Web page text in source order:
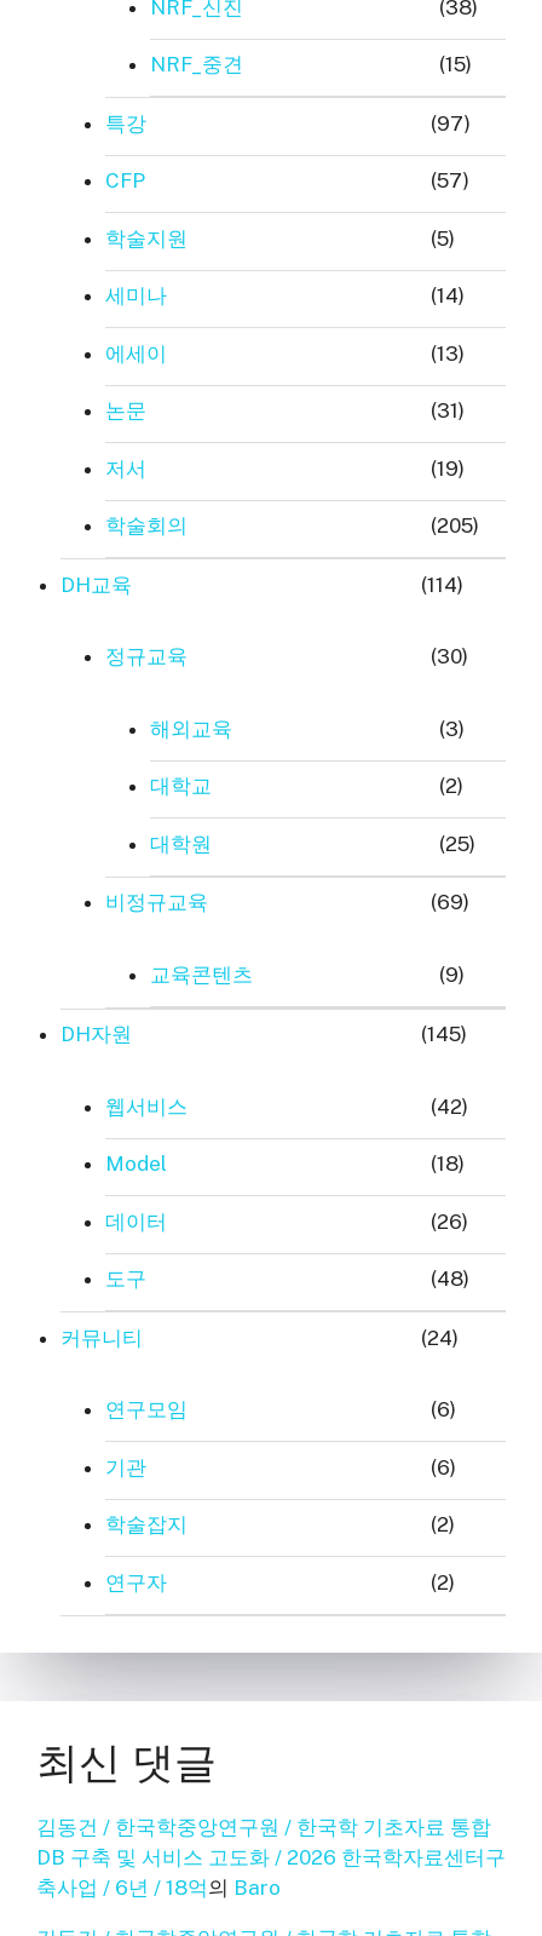
NRF_신진 (38)
NRF_중견 (15)
특강 (97)
CFP (57)
학술지원 (5)
세미나 (14)
에세이 (13)
논문 (31)
저서 (19)
학술회의 (205)
DH교육 (114)
정규교육 (30)
해외교육 (3)
대학교 (2)
대학원 (25)
비정규교육 (69)
교육콘텐츠 (9)
DH자원 (145)
웹서비스 (42)
Model (18)
데이터 (26)
도구 (48)
커뮤니티 (24)
연구모임 (6)
기관 (6)
학술잡지 (2)
연구자 (2)
최신 댓글
김동건 / 한국학중앙연구원 / 한국학 기초자료 통합
DB 구축 및 서비스 고도화 / 2026 한국학자료센터구
축사업 / 6년 / 18억의 Baro